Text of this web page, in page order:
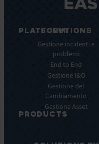
PLATFORM
Caratteristiche
principali
principali
Integrazioni
PRODUCTS
SOLUTIONS
Gestione incidenti e
problemi
End to End
Gestione I&O
Gestione del
Cambiamento
Gestione Asset